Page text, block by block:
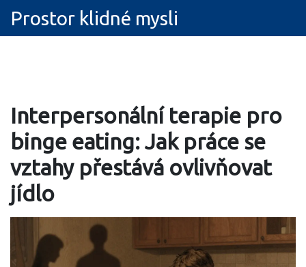
Prostor klidné mysli
Interpersonální terapie pro
binge eating: Jak práce se
vztahy přestává ovlivňovat
jídlo